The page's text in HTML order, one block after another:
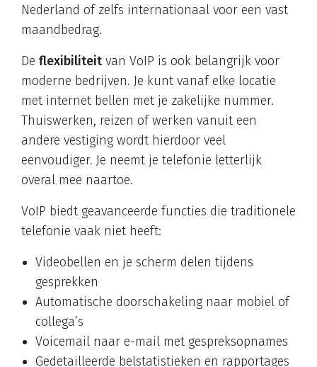
Nederland of zelfs internationaal voor een vast
maandbedrag.
De flexibiliteitvan VoIP is ook belangrijk voor
moderne bedrijven. Je kunt vanaf elke locatie
met internet bellen met je zakelijke nummer.
Thuiswerken, reizen of werken vanuit een
andere vestiging wordt hierdoor veel
eenvoudiger. Je neemt je telefonie letterlijk
overal mee naartoe.
VoIP biedt geavanceerde functies die traditionele
telefonie vaak niet heeft:
Videobellen en je scherm delen tijdens
gesprekken
Automatische doorschakeling naar mobiel of
collega’s
Voicemail naar e-mail met gespreksopnames
Gedetailleerde belstatistieken en rapportages